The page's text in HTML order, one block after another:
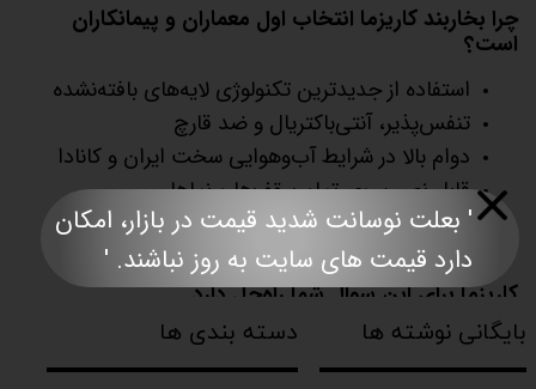
چرا بخاربند کاریزما انتخاب اول معماران و پیمانکاران
است؟
استفاده از جدیدترین تکنولوژی لایه‌های بافته‌نشده
تنفس‌پذیر، آنتی‌باکتریال و ضد قارچ
دوام بالا در شرایط آب‌وهوایی سخت ایران و کانادا
قابل نصب روی تمام سقف‌ها و نماها
ارائه مشاوره تخصصی و تامین سریع محصول
کاریزما برای این سوال شما راه‌حل دارد
۰۲۱-۹۱۰۹۳۶۱۴
www.charismatile.com
بایگانی نوشته ها دسته بندی ها
' بعلت نوسانت شدید قیمت در بازار، امکان
دارد قیمت های سایت به روز نباشند. '​​​​​​​​​​​​​​